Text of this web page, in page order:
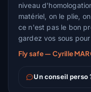
niveau
matériel, on le plie,
ce n'est pas le bon
gardez vos sous
Fly safe — Cyrille
Un conseil perso